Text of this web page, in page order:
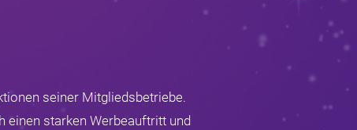
seiner Mitgliedsbetriebe.
einen starken Werbeauftritt und